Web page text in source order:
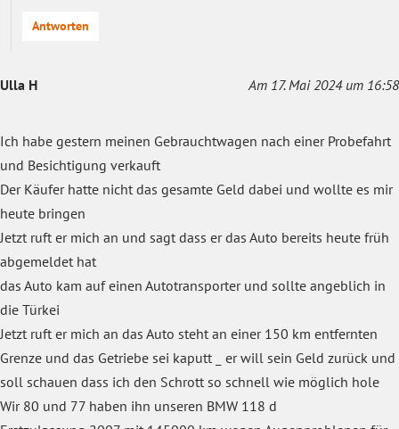
Antworten
Ulla H Am 17. Mai 2024 um 16:58
Ich habe gestern meinen Gebrauchtwagen nach einer Probefahrt
und Besichtigung verkauft
Der Käufer hatte nicht das gesamte Geld dabei und wollte es mir
heute bringen
Jetzt ruft er mich an und sagt dass er das Auto bereits heute früh
abgemeldet hat
das Auto kam auf einen Autotransporter und sollte angeblich in
die Türkei
Jetzt ruft er mich an das Auto steht an einer 150 km entfernten
Grenze und das Getriebe sei kaputt _ er will sein Geld zurück und
soll schauen dass ich den Schrott so schnell wie möglich hole
Wir 80 und 77 haben ihn unseren BMW 118 d